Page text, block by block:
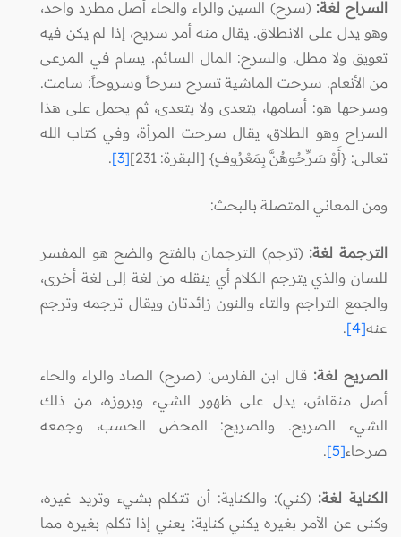
السراح لغة: (سرح) السين والراء والحاء أصل مطرد واحد،
وهو يدل على الانطلاق. يقال منه أمر سريح، إذا لم يكن فيه
تعويق ولا مطل. والسرح: المال السائم. يسام في المرعى
من الأنعام. سرحت الماشية تسرح سرحاً وسروحاً: سامت.
وسرحها هو: أسامها، يتعدى ولا يتعدى، ثم يحمل على هذا
السراح وهو الطلاق، يقال سرحت المرأة، وفي كتاب الله
تعالى: {أَوْ سَرِّحُوهُنَّ بِمَعْرُوفٍ} [البقرة: 231]
[3]
.
ومن المعاني المتصلة بالبحث:
الترجمة لغة: (ترجم) الترجمان بالفتح والضح هو المفسر
للسان والذي يترجم الكلام أي ينقله من لغة إلى لغة أخرى،
والجمع التراجم والتاء والنون زائدتان ويقال ترجمه وترجم
عنه[4]
.
الصريح لغة: قال ابن الفارس: (صرح) الصاد والراء والحاء
أصل منقاسٌ، يدل على ظهور الشيء وبروزه، من ذلك
الشيء الصريح. والصريح: المحض الحسب، وجمعه
صرحاء[5]
.
الكناية لغة: (كني): والكناية: أن تتكلم بشيء وتريد غيره،
وكنى عن الأمر بغيره يكني كناية: يعني إذا تكلم بغيره مما